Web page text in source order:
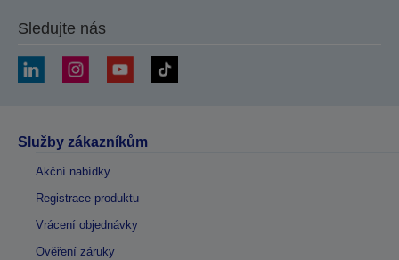
Sledujte nás
Služby zákazníkům
Akční nabídky
Registrace produktu
Vrácení objednávky
Ověření záruky